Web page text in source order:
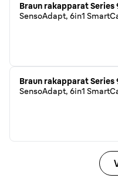
Braun rakapparat Series
SensoAdapt, 6in1
Braun rakapparat Series
SensoAdapt, 6in1